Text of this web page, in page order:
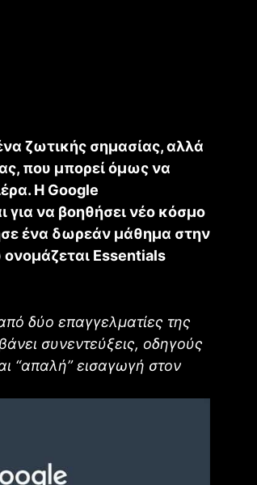
ζωτικής σημασίας, αλλά
που μπορεί όμως να
Η Goοgle
για να βοηθήσει νέο κόσμο
ένα δωρεάν μάθημα στην
Essentials
δύο επαγγελματίες της
συνεντεύξεις, οδηγούς
“απαλή” εισαγωγή στον